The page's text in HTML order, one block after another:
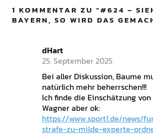
1 KOMMENTAR ZU “#624 –
BAYERN, SO WIRD DAS
dHart
25. September 2025
Bei aller Diskussion, Baume
natürlich mehr beherrschen!!!
Ich finde die Einschätzung
Wagner aber ok:
https://www.sport1.de/news/
strafe-zu-milde-experte-